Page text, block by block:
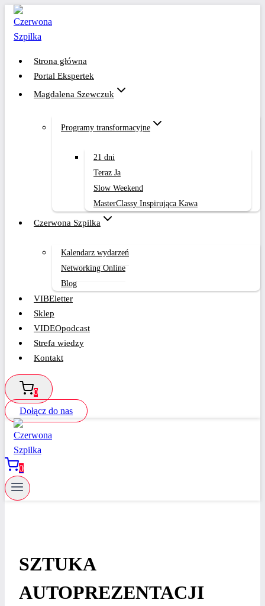
Przejdź
treści
Strona główna
Portal Ekspertek
Magdalena Szewczuk
Programy transformacyjne
21 dni
Teraz Ja
Slow Weekend
MasterClassy Inspirująca Kawa
Czerwona Szpilka
Kalendarz wydarzeń
Networking Online
Blog
VIBEletter
Sklep
VIDEOpodcast
Strefa wiedzy
Kontakt
0
Dołącz do nas
0
SZTUKA
AUTOPREZENTACJI